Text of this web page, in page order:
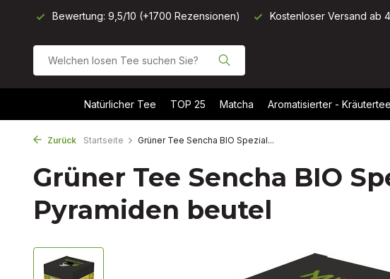
Kostenloser Versand ab 40 € Heute vor 11 Uhr bestellt, morgen
Natürlicher Tee TOP 25 Matcha Aromatisierter - Kräutertee
Zurück Startseite Grüner Tee Sencha BIO Spezial...
Grüner Tee Sencha BIO
Pyramiden beutel